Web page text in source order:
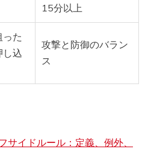
15分以上
った
し込
攻撃と防御のバラン
ス
サイドルール：定義、例外、